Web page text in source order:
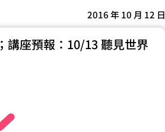
2016 年 10 月 12 日
講座預報：10/13 聽見世界